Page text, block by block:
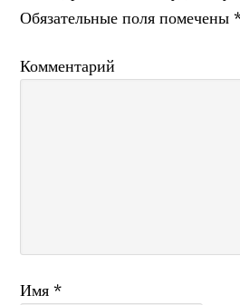
Обязательные поля помечены
Комментарий
Имя*